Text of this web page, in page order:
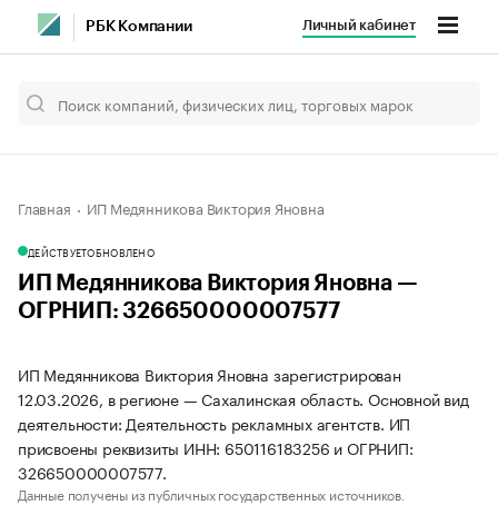
РБК Компании Личный кабинет
Главная ИП Медянникова Виктория Яновна
ДЕЙСТВУЕТОБНОВЛЕНО
ИП Медянникова Виктория Яновна —
ОГРНИП: 326650000007577
ИП Медянникова Виктория Яновна зарегистрирован
12.03.2026, в регионе — Сахалинская область. Основной вид
деятельности: Деятельность рекламных агентств. ИП
присвоены реквизиты ИНН: 650116183256 и ОГРНИП:
326650000007577.
Данные получены из публичных государственных источников.